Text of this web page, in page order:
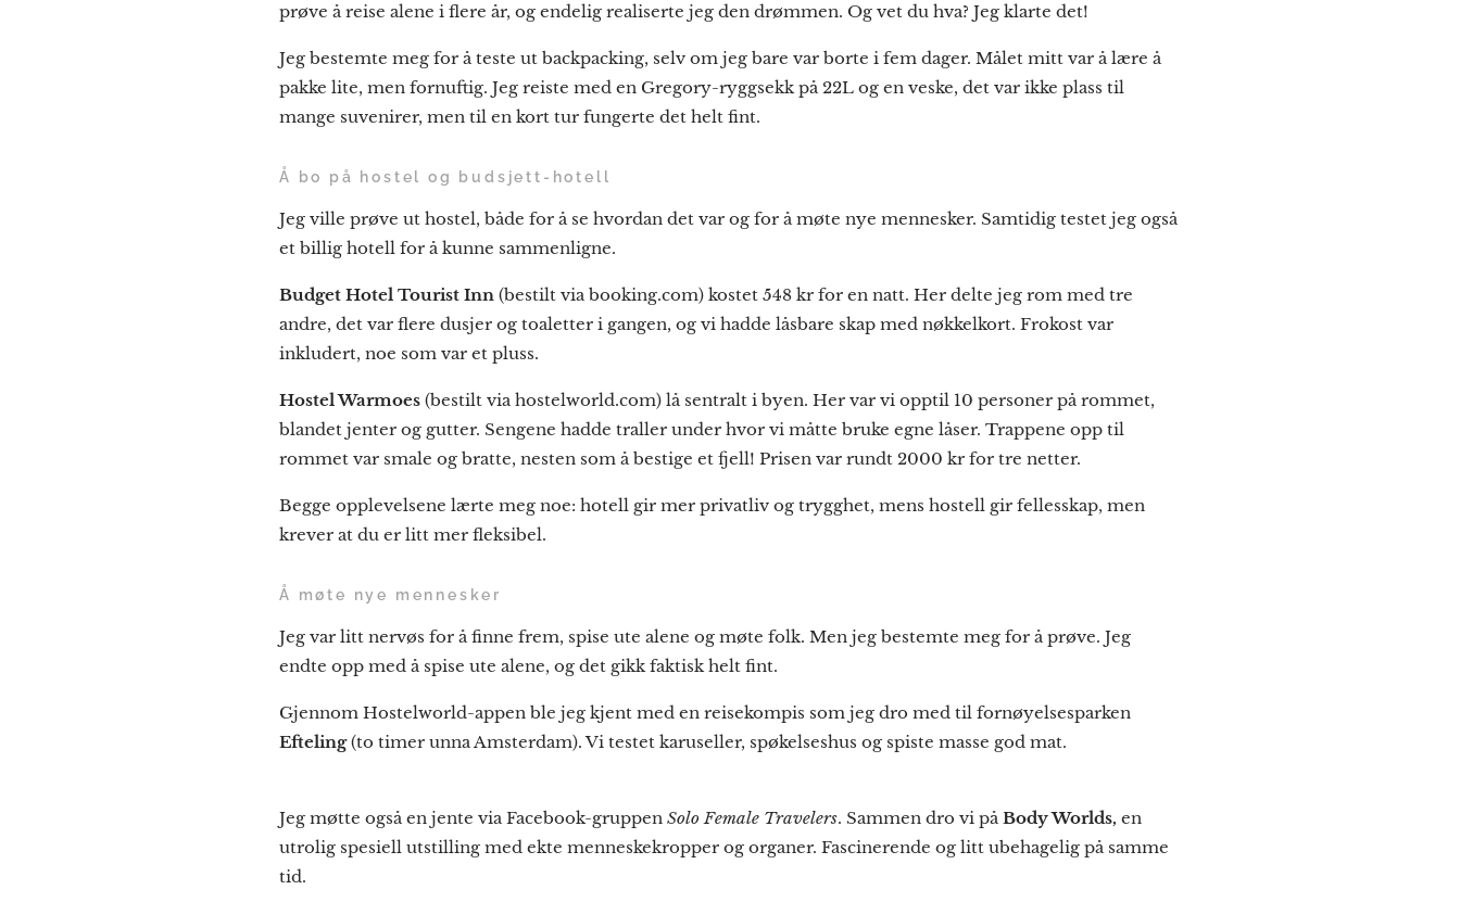
prøve å reise alene i flere år, og endelig realiserte jeg den drømmen. Og vet du hva? Jeg klarte det! 🙌
Jeg bestemte meg for å teste ut backpacking, selv om jeg bare var borte i fem dager. Målet mitt var å lære å
pakke lite, men fornuftig. Jeg reiste med en Gregory-ryggsekk på 22L og en veske, det var ikke plass til
mange suvenirer, men til en kort tur fungerte det helt fint.
Å bo på hostel og budsjett-hotell
Jeg ville prøve ut hostel, både for å se hvordan det var og for å møte nye mennesker. Samtidig testet jeg også
et billig hotell for å kunne sammenligne.
Budget Hotel Tourist Inn (bestilt via booking.com) kostet 548 kr for en natt. Her delte jeg rom med tre
andre, det var flere dusjer og toaletter i gangen, og vi hadde låsbare skap med nøkkelkort. Frokost var
inkludert, noe som var et pluss.
Hostel Warmoes (bestilt via hostelworld.com) lå sentralt i byen. Her var vi opptil 10 personer på rommet,
blandet jenter og gutter. Sengene hadde traller under hvor vi måtte bruke egne låser. Trappene opp til
rommet var smale og bratte, nesten som å bestige et fjell! Prisen var rundt 2000 kr for tre netter.
Begge opplevelsene lærte meg noe: hotell gir mer privatliv og trygghet, mens hostell gir fellesskap, men
krever at du er litt mer fleksibel.
Å møte nye mennesker
Jeg var litt nervøs for å finne frem, spise ute alene og møte folk. Men jeg bestemte meg for å prøve. Jeg
endte opp med å spise ute alene, og det gikk faktisk helt fint.
Gjennom Hostelworld-appen ble jeg kjent med en reisekompis som jeg dro med til fornøyelsesparken
Efteling(to timer unna Amsterdam). Vi testet karuseller, spøkelseshus og spiste masse god mat. 🎢🍰
Jeg møtte også en jente via Facebook-gruppen Solo Female Travelers. Sammen dro vi påBody Worlds, en
utrolig spesiell utstilling med ekte menneskekropper og organer. Fascinerende og litt ubehagelig på samme
tid.